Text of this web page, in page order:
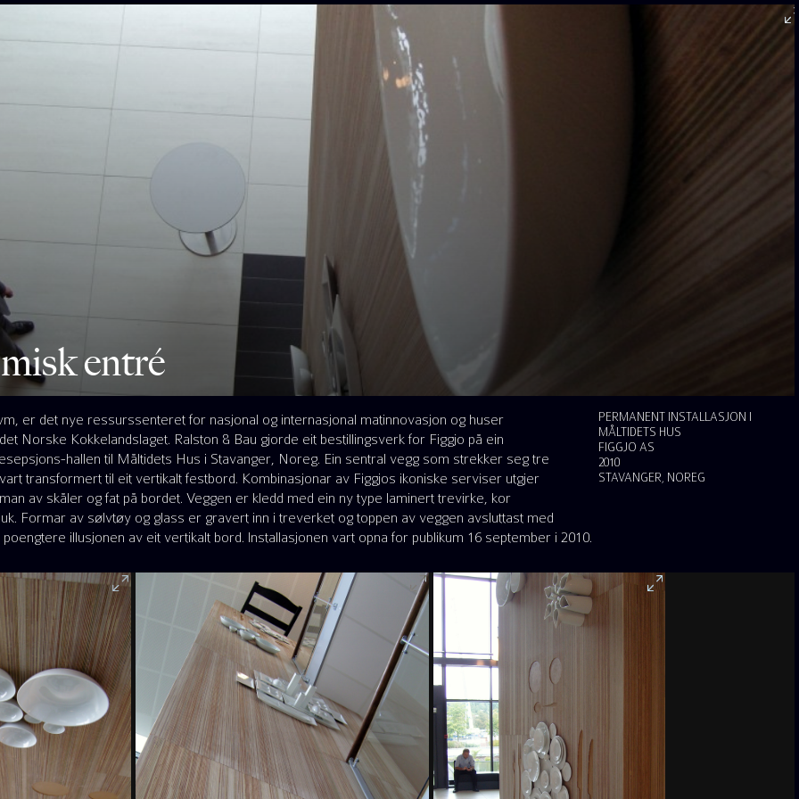
entré
PERMANENT INSTALLASJON I
MÅLTIDETS HUS
FIGGJO AS
2010
STAVANGER, NOREG
er det nye ressurssenteret for nasjonal og internasjonal matinnovasjon og huser
Norske Kokkelandslaget. Ralston & Bau gjorde eit bestillingsverk for Figgjo på ein
hallen til Måltidets Hus i Stavanger, Noreg. Ein sentral vegg som strekker seg tre
transformert til eit vertikalt festbord. Kombinasjonar av Figgjos ikoniske serviser utgjer
av skåler og fat på bordet. Veggen er kledd med ein ny type laminert trevirke, kor
Formar av sølvtøy og glass er gravert inn i treverket og toppen av veggen avsluttast med
illusjonen av eit vertikalt bord. Installasjonen vart opna for publikum 16 september i 2010.